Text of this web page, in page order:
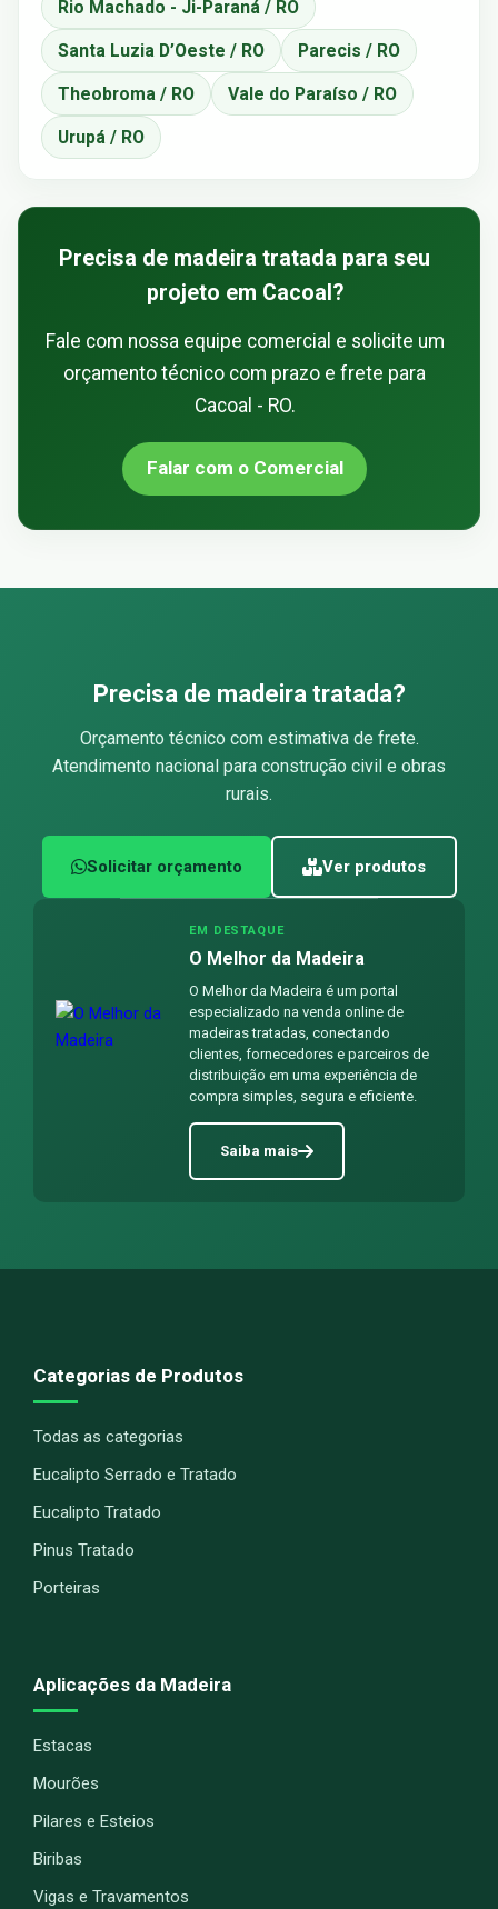
Rio Machado - Ji-Paraná / RO
Santa Luzia D’Oeste / RO Parecis / RO
Theobroma / RO Vale do Paraíso / RO
Urupá / RO
Precisa de madeira tratada para seu
projeto em Cacoal?
Fale com nossa equipe comercial e solicite um
orçamento técnico com prazo e frete para
Cacoal - RO.
Falar com o Comercial
Precisa de madeira tratada?
Orçamento técnico com estimativa de frete.
Atendimento nacional para construção civil e obras
rurais.
Solicitar orçamento Ver produtos
EM DESTAQUE
O Melhor da Madeira
O Melhor da Madeira é um portal
especializado na venda online de
madeiras tratadas, conectando
clientes, fornecedores e parceiros de
distribuição em uma experiência de
compra simples, segura e eficiente.
Saiba mais
Categorias de Produtos
Todas as categorias
Eucalipto Serrado e Tratado
Eucalipto Tratado
Pinus Tratado
Porteiras
Aplicações da Madeira
Estacas
Mourões
Pilares e Esteios
Biribas
Vigas e Travamentos